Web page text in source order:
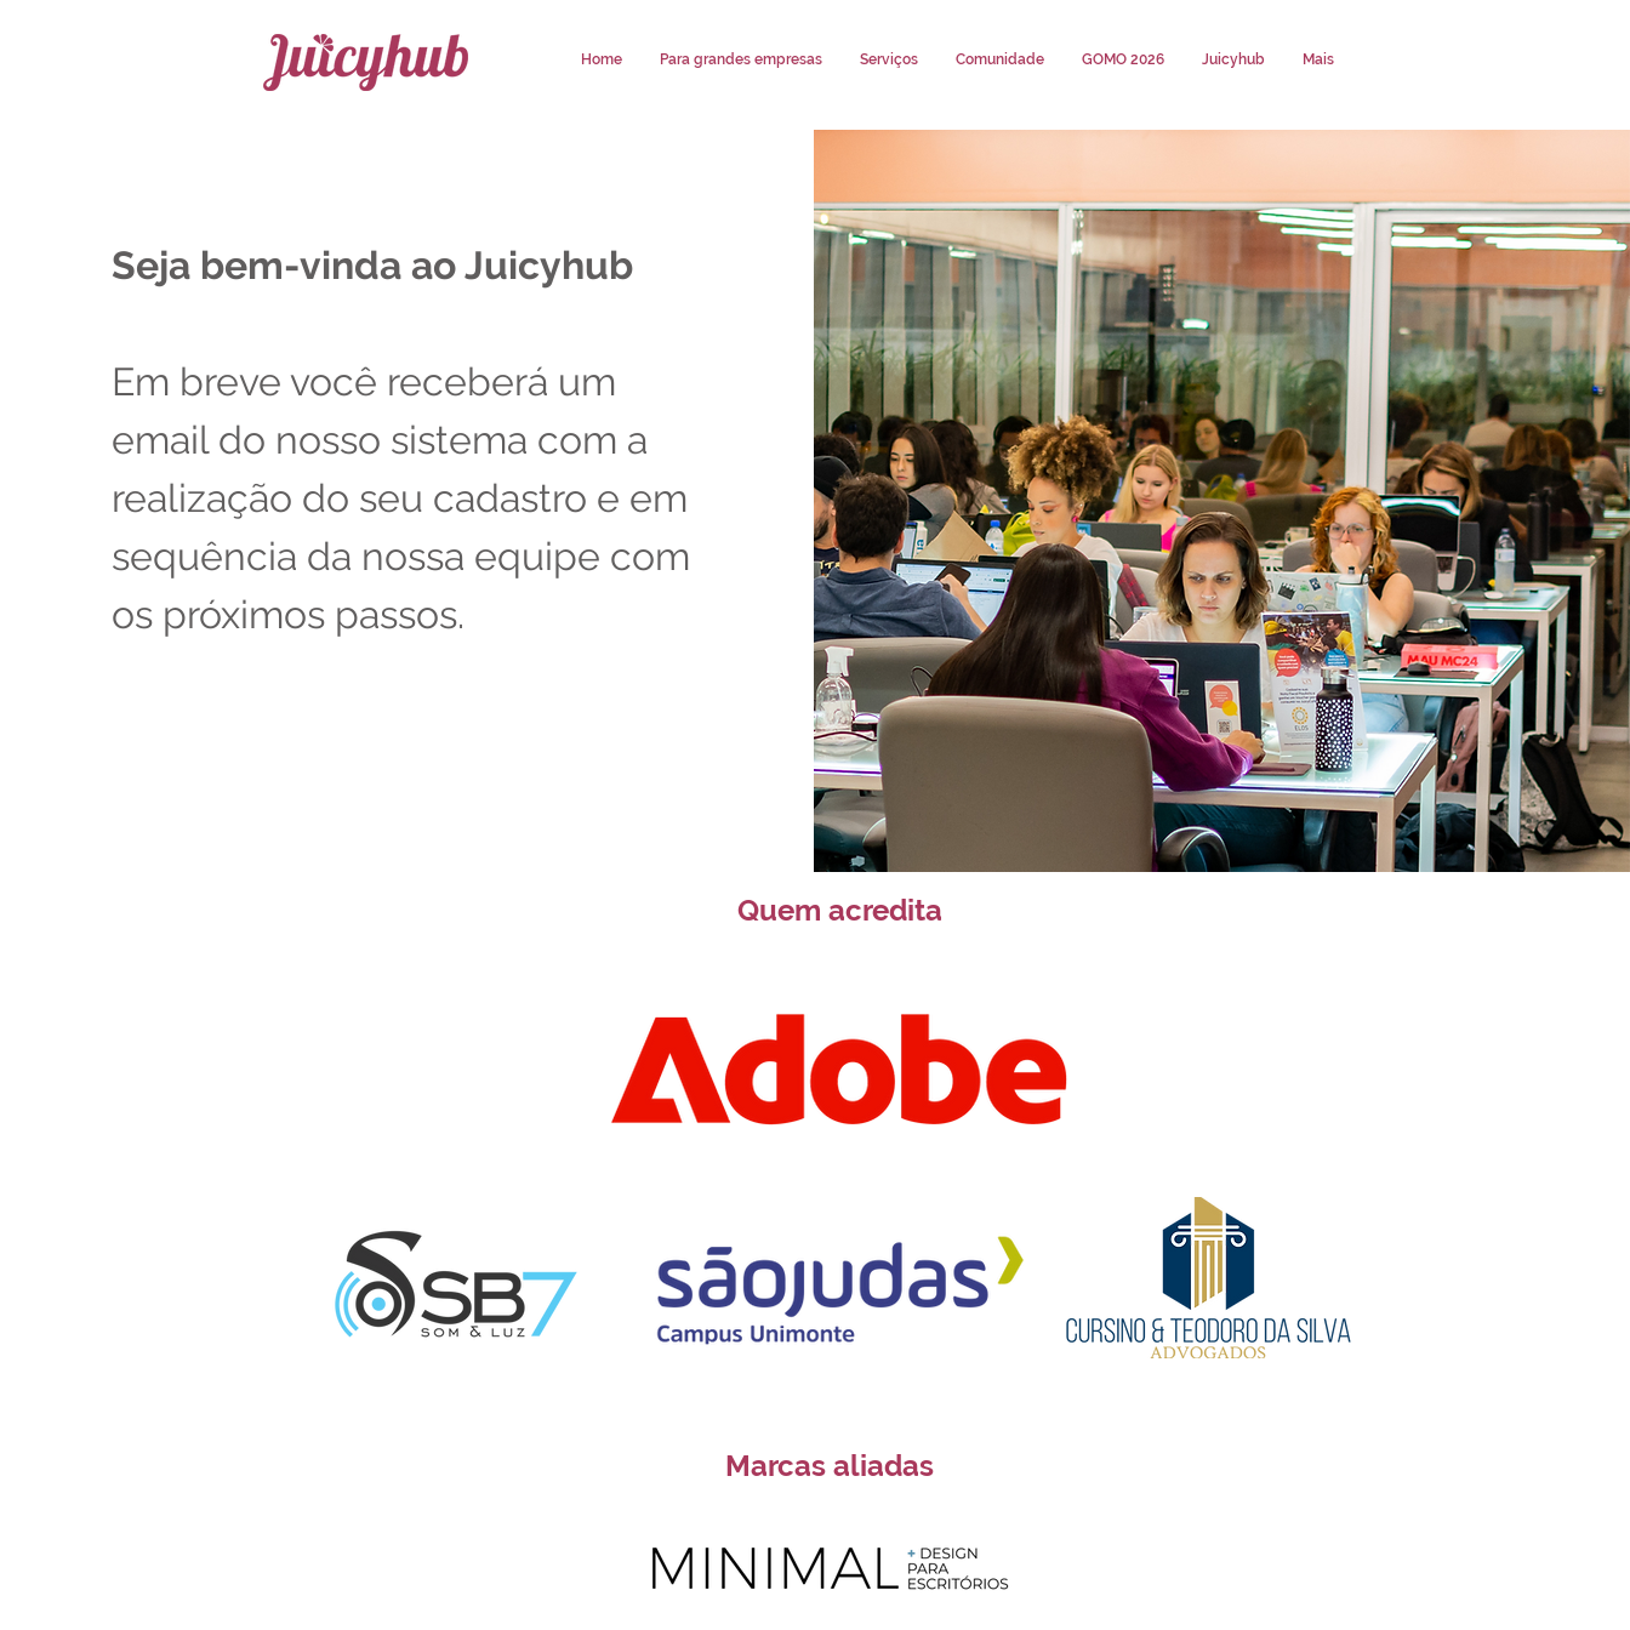
Home Para grandes empresas Serviços Comunidade GOMO 2026 Juicyhub Mais
Seja bem-vinda ao Juicyhub
Em breve você receberá um
email do nosso sistema com a
realização do seu cadastro e em
sequência da nossa equipe com
os próximos passos.
Quem acredita
Marcas aliadas